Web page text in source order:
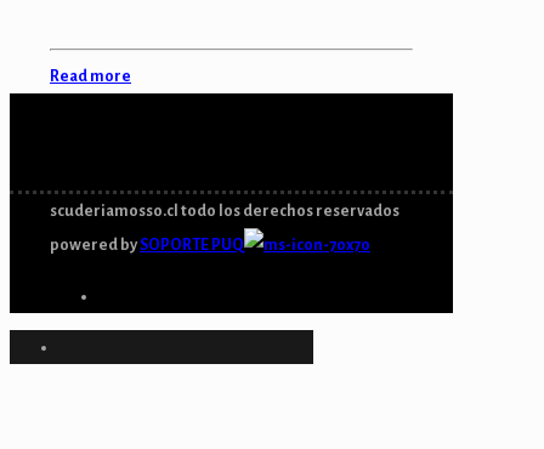
Read more
scuderiamosso.cl todo los derechos reservados
powered bySOPORTE PUQ